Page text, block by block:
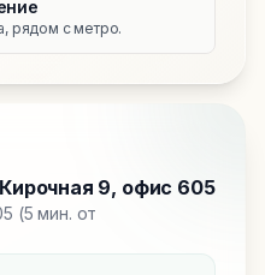
рядом с метро.
Кирочная 9, офис 605
(5 мин. от